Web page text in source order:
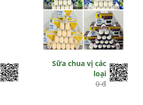
Sữa chua vị các
loại
0 đ